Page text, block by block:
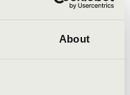
About